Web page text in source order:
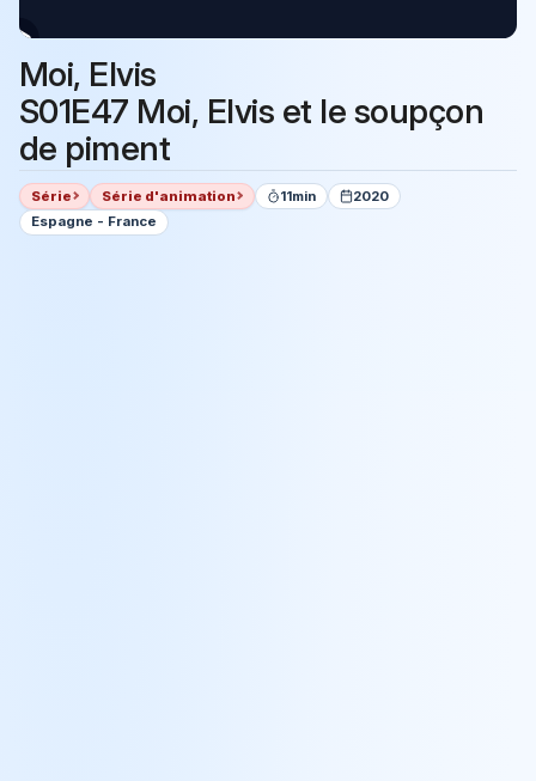
Moi, Elvis
S01E47 Moi, Elvis et le soupçon
de piment
Série Série d'animation 11min
2020
Espagne - France